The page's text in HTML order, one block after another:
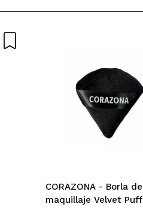
CORAZONA - Borla de
maquillaje Velvet Puff